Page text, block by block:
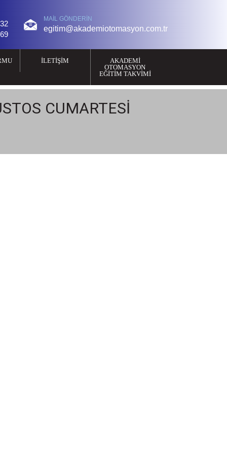
MAIL GÖNDERIN
egitim@akademiotomasyon.com.tr
İLETIŞIM
AKADEMI
OTOMASYON
EĞITIM TAKVIMI
CUMARTESİ